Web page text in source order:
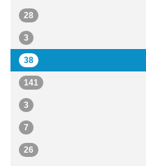
28
3
38
141
3
7
26